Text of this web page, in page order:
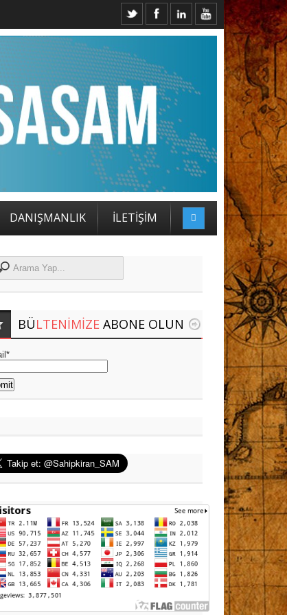
KATILIMCILARI BELLİ OLDU
DANIŞMANLIK İLETİŞİM
BÜLTENIMIZEABONE OLUN